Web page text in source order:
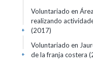
Voluntariado en
realizando
(2017)
+
Voluntariado en
de la franja costera
+